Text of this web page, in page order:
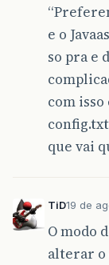
e o
so pra e
com isso
config.txt
que vai
TiD19 de
O modo
alterar o